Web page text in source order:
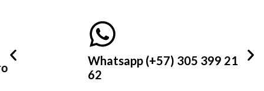
Whatsapp (+57) 305 399 21